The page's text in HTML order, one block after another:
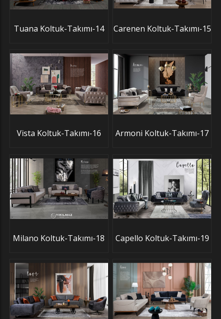
Tuana Koltuk-Takımı-14 Carenen Koltuk-Takımı-15
Vista Koltuk-Takımı-16 Armoni Koltuk-Takımı-17
Milano Koltuk-Takımı-18 Capello Koltuk-Takımı-19